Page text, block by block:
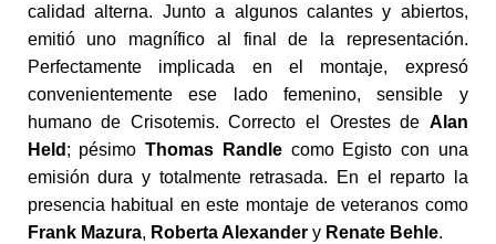
calidad alterna. Junto a algunos calantes y abiertos,
emitió uno magnífico al final de la representación.
Perfectamente implicada en el montaje, expresó
convenientemente ese lado femenino, sensible y
humano de Crisotemis. Correcto el Orestes de Alan
Held ; pésimoThomas Randlecomo Egisto con una
emisión dura y totalmente retrasada. En el reparto la
presencia habitual en este montaje de veteranos como
Frank Mazura, Roberta Alexandery Renate Behle.